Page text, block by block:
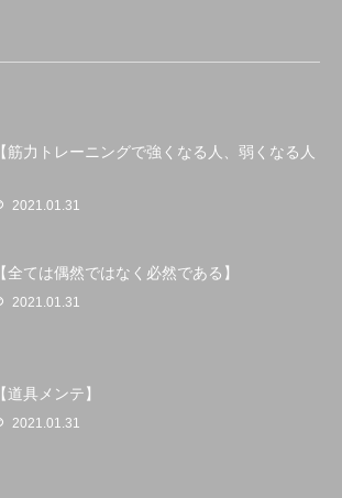
【筋力トレーニングで強くなる人、弱くなる人
2021.01.31
【全ては偶然ではなく必然である】
2021.01.31
【道具メンテ】
2021.01.31